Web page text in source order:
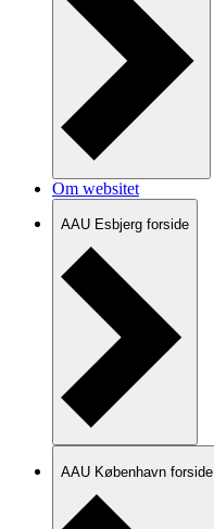
Om websitet
AAU Esbjerg forside
AAU København forside